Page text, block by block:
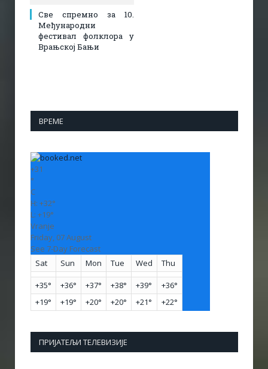
Све спремно за 10.
Међународни
фестивал фолклора у
Врањској Бањи
ВРЕМЕ
+31
°
C
H: +32°
L: +19°
Vranje
Friday, 07 August
See 7-Day Forecast
Sat
Sun Mon Tue Wed Thu
+35° +36° +37° +38° +39° +36°
+19° +19° +20° +20° +21° +22°
ПРИЈАТЕЉИ ТЕЛЕВИЗИЈЕ